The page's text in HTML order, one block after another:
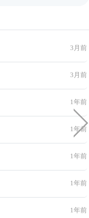
3月前
3月前
1年前
1年前
1年前
1年前
1年前